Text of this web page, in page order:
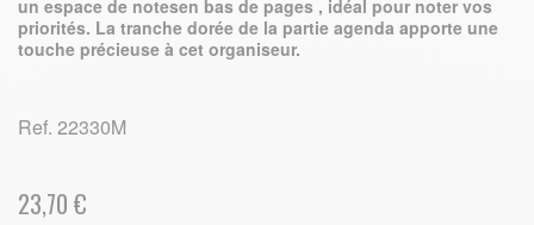
un espace de notesen bas de pages , idéal pour noter vos
priorités. La tranche dorée de la partie agenda apporte une
touche précieuse à cet organiseur.
Ref. 22330M
23,70 €